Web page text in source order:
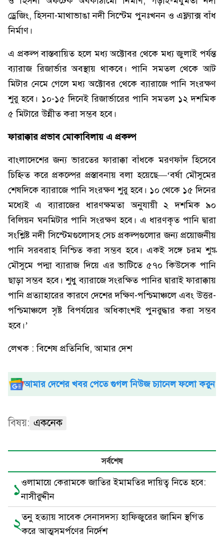
ড্রেজিং, হিসনা-মাথাভাঙা নদী সিস্টেম পুনঃখনন ও এফ্ল্যাক্স বাঁধ
নির্মাণ।
এ প্রকল্প বাস্তবায়িত হলে মধ্য অক্টোবর থেকে মধ্য জুলাই পর্যন্ত
ব্যারাজ রিজার্ভার অবস্থায় থাকবে। পানি সমতল থেকে আট
মিটার নেমে গেলে মধ্য অক্টোবর থেকে ব্যারাজে পানি সংরক্ষণ
শুরু হবে। ১০-১৫ দিনেই রিজার্ভারের পানি সমতল ১২ দশমিক
৫ মিটারে উন্নীত করা সম্ভব হবে।
ফারাক্কার প্রভাব মোকাবিলায় এ প্রকল্প
বাংলাদেশের জন্য ভারতের ফারাক্কা বাঁধকে মরণফাঁদ হিসেবে
চিহ্নিত করে প্রকল্পের প্রস্তাবনায় বলা হয়েছে—‘বর্ষা মৌসুমের
শেষদিকে ব্যারাজে পানি সংরক্ষণ শুরু হবে। ১০ থেকে ১৫ দিনের
মধ্যেই এ ব্যারাজের ধারণক্ষমতা অনুযায়ী ২ দশমিক ৯০
বিলিয়ন ঘনমিটার পানি সংরক্ষণ হবে। এ ধারণকৃত পানি দ্বারা
সংশ্লিষ্ট নদী সিস্টেমগুলোসহ সেচ প্রকল্পগুলোর জন্য প্রয়োজনীয়
পানি সরবরাহ নিশ্চিত করা সম্ভব হবে। একই সঙ্গে চরম শুষ্ক
মৌসুমে পদ্মা ব্যারাজ দিয়ে এর ভাটিতে ৫৭০ কিউসেক পানি
ছাড়া সম্ভব হবে। শুধু ব্যারাজে সংরক্ষিত পানির দ্বারাই ফারাক্কায়
পানি প্রত্যাহারের কারণে দেশের দক্ষিণ-পশ্চিমাঞ্চলে এবং উত্তর-
পশ্চিমাঞ্চলে সৃষ্ট বিপর্যয়ের অধিকাংশই পুনরুদ্ধার করা সম্ভব
হবে।’
লেখক : বিশেষ প্রতিনিধি, আমার দেশ
আমার দেশের খবর পেতে গুগল নিউজ চ্যানেল ফলো করুন
বিষয়: একনেক
সর্বশেষ
১ওলামায়ে কেরামকে জাতির ইমামতির দায়িত্ব নিতে হবে:
নাসীরুদ্দীন
২তনু হত্যায় সাবেক সেনাসদস্য হাফিজুরের জামিন স্থগিত
করে আত্মসমর্পণের নির্দেশ